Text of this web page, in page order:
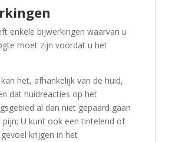
enkele bijwerkingen waarvan u
moet zijn voordat u het
het, afhankelijk van de huid,
dat huidreacties op het
al dan niet gepaard gaan
U kunt ook een tintelend of
krijgen in het